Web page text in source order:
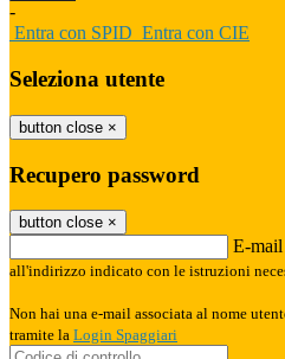
-
Entra con SPID Entra con CIE
Seleziona utente
button close ×
Recupero password
button close ×
E-mail
all'indirizzo indicato con le istruzioni
Non hai una e-mail associata al nome
tramite la Login Spaggiari